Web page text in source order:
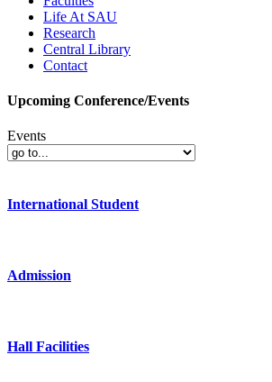
Life At SAU
Research
Central Library
Contact
Upcoming Conference/Events
Events
International Student
Admission
Hall Facilities